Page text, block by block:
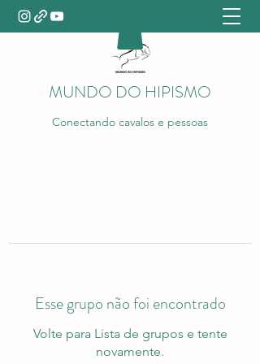
MUNDO DO HIPISMO
Conectando cavalos e pessoas
Esse grupo não foi encontrado
Volte para Lista de grupos e tente
novamente.